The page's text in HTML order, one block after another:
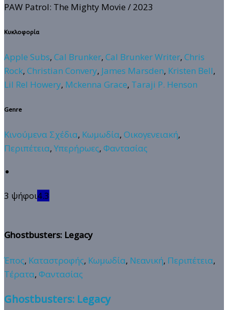
PAW Patrol: The Mighty Movie / 2023
Κυκλοφορία
Apple Subs, Cal Brunker, Cal Brunker Writer, Chris
Rock, Christian Convery, James Marsden, Kristen Bell,
Lil Rel Howery, Mckenna Grace, Taraji P. Henson
Genre
Κινούμενα Σχέδια, Κωμωδία, Οικογενειακή,
Περιπέτεια, Υπερήρωες, Φαντασίας
3 ψήφοι4.3
Ghostbusters: Legacy
Έπος, Καταστροφής, Κωμωδία, Νεανική, Περιπέτεια,
Τέρατα, Φαντασίας
Ghostbusters: Legacy